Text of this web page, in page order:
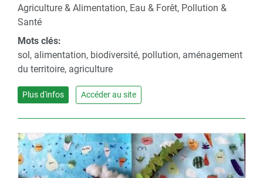
Agriculture & Alimentation, Eau & Forêt, Pollution &
Santé
Mots clés:
sol, alimentation, biodiversité, pollution, aménagement
du territoire, agriculture
Plus d'infos Accéder au site